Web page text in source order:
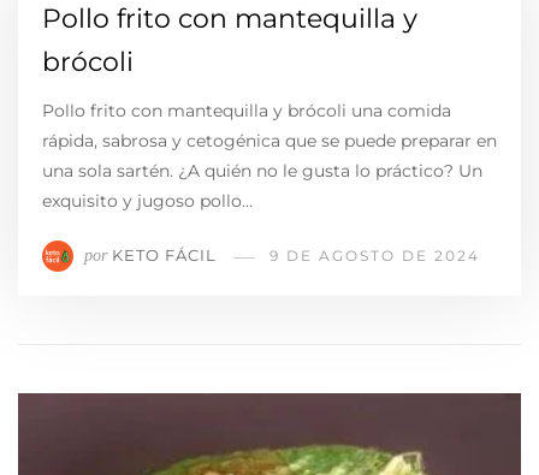
Pollo frito con mantequilla y
brócoli
Pollo frito con mantequilla y brócoli una comida
rápida, sabrosa y cetogénica que se puede preparar en
una sola sartén. ¿A quién no le gusta lo práctico? Un
exquisito y jugoso pollo…
por KETO FÁCIL 9 DE AGOSTO DE 2024